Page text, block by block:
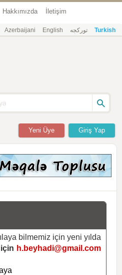
Hakkımızda İletişim
Azerbaijani English تورکجه Turkish
Giriş Yap
Yeni Üye
bilmemiz için yeni yılda
h.beyhadi@gmail.com